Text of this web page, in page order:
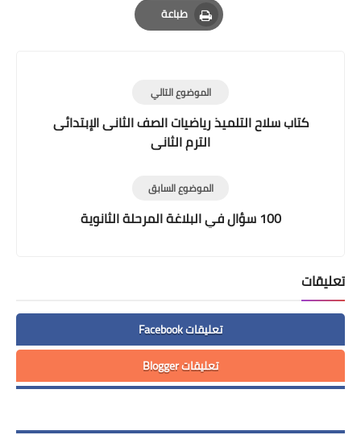
طباعة
Print
الموضوع التالي
كتاب سلاح التلميذ رياضيات الصف الثانى الإبتدائى
الترم الثانى
الموضوع السابق
100 سؤال في البلاغة المرحلة الثانوية
تعليقات
تعليقات Facebook
تعليقات Blogger